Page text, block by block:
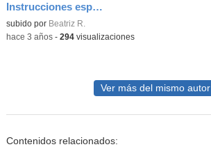
Instrucciones espacio de aprendizaje (tarea 5)
Contenido educativo.
subido por Beatriz R.
-hace 3 años- 294visualizaciones
Ver más del mismo autor
Contenidos relacionados: